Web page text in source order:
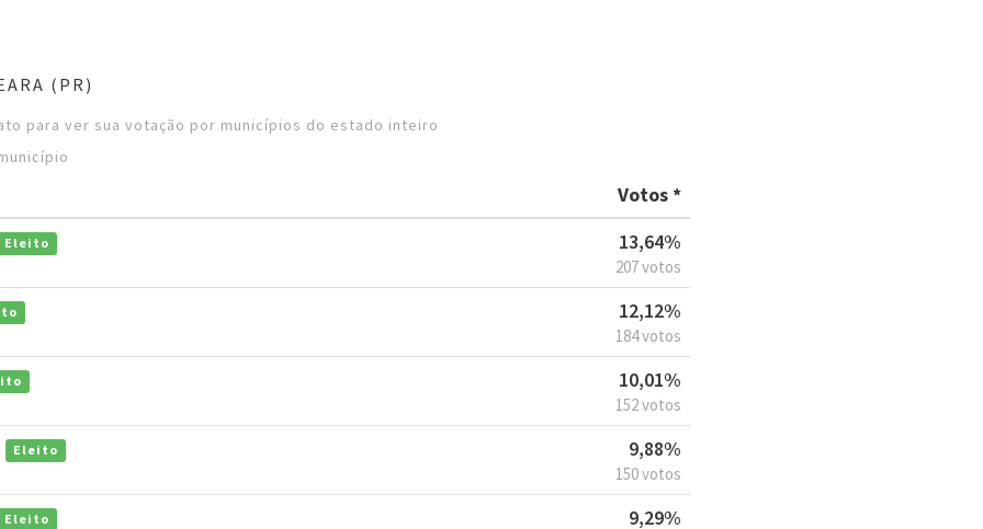
(PR)
para ver sua votação por municípios do estado inteiro
Votos *
Eleito 13,64%
207 votos
12,12%
184 votos
10,01%
152 votos
Eleito 9,88%
150 votos
Eleito 9,29%